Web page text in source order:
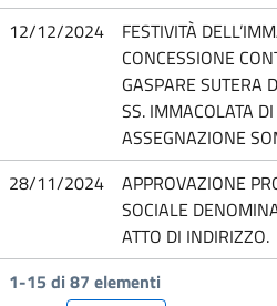
12/12/2024
FESTIVITÀ
CONCESSIONE
GASPARE SUTERA
SS. IMMACOLATA
ASSEGNAZIONE
28/11/2024
APPROVAZIONE
SOCIALE
ATTO DI INDIRIZZO.
1-15 di 87 elementi